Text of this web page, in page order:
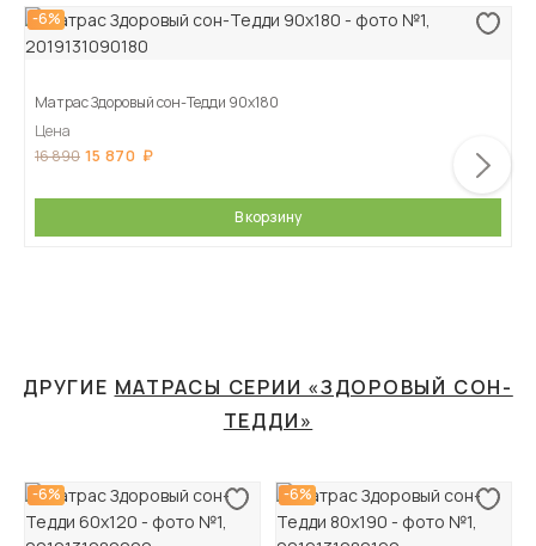
-6%
Матрас Здоровый сон-Тедди 90х180
Цена
16 890 15 870
В корзину
ДРУГИЕ МАТРАСЫ СЕРИИ «ЗДОРОВЫЙ СОН-
ТЕДДИ»
-6% -6%